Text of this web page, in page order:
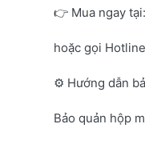
👉 Mua ngay tại:
hoặc gọi
⚙️ Hướng dẫn
Bảo quản hộp